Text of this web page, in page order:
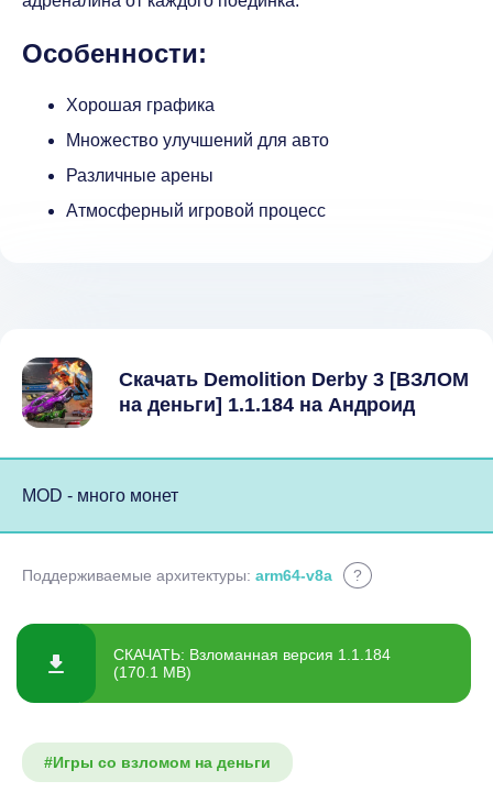
Особенности:
Хорошая графика
Множество улучшений для авто
Различные арены
Атмосферный игровой процесс
Скачать Demolition Derby 3 [ВЗЛОМ
на деньги] 1.1.184 на Андроид
MOD - много монет
Поддерживаемые архитектуры: arm64-v8a ?
СКАЧАТЬ: Взломанная версия 1.1.184
(170.1 MB)
#Игры со взломом на деньги